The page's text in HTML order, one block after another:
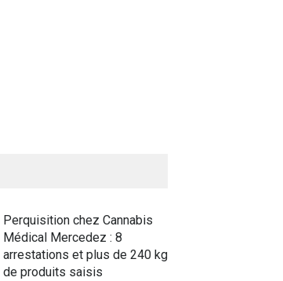
Perquisition chez Cannabis
Médical Mercedez : 8
arrestations et plus de 240 kg
de produits saisis